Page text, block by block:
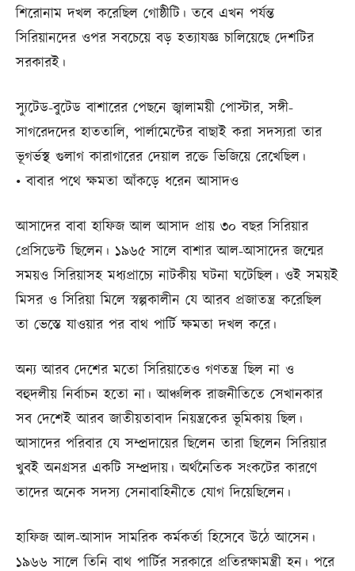
শিরোনাম দখল করেছিল গোষ্ঠীটি। তবে এখন পর্যন্ত
সিরিয়ানদের ওপর সবচেয়ে বড় হত্যাযজ্ঞ চালিয়েছে দেশটির
সরকারই।
স্যুটেড-বুটেড বাশারের পেছনে জ্বালাময়ী পোস্টার, সঙ্গী-
সাগরেদদের হাততালি, পার্লামেন্টের বাছাই করা সদস্যরা তার
ভূগর্ভস্থ গুলাগ কারাগারের দেয়াল রক্তে ভিজিয়ে রেখেছিল।
• বাবার পথে ক্ষমতা আঁকড়ে ধরেন আসাদও
আসাদের বাবা হাফিজ আল আসাদ প্রায় ৩০ বছর সিরিয়ার
প্রেসিডেন্ট ছিলেন। ১৯৬৫ সালে বাশার আল-আসাদের জন্মের
সময়ও সিরিয়াসহ মধ্যপ্রাচ্যে নাটকীয় ঘটনা ঘটেছিল। ওই সময়ই
মিসর ও সিরিয়া মিলে স্বল্পকালীন যে আরব প্রজাতন্ত্র করেছিল
তা ভেস্তে যাওয়ার পর বাথ পার্টি ক্ষমতা দখল করে।
অন্য আরব দেশের মতো সিরিয়াতেও গণতন্ত্র ছিল না ও
বহুদলীয় নির্বাচন হতো না। আঞ্চলিক রাজনীতিতে সেখানকার
সব দেশেই আরব জাতীয়তাবাদ নিয়ন্ত্রকের ভূমিকায় ছিল।
আসাদের পরিবার যে সম্প্রদায়ের ছিলেন তারা ছিলেন সিরিয়ার
খুবই অনগ্রসর একটি সম্প্রদায়। অর্থনৈতিক সংকটের কারণে
তাদের অনেক সদস্য সেনাবাহিনীতে যোগ দিয়েছিলেন।
হাফিজ আল-আসাদ সামরিক কর্মকর্তা হিসেবে উঠে আসেন।
১৯৬৬ সালে তিনি বাথ পার্টির সরকারে প্রতিরক্ষামন্ত্রী হন। পরে